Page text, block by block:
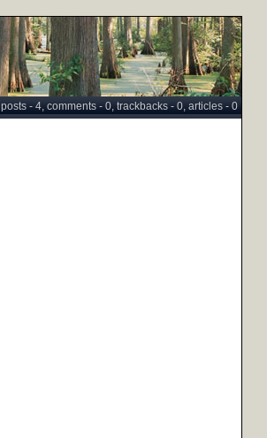
posts - 4, comments - 0, trackbacks - 0, articles - 0